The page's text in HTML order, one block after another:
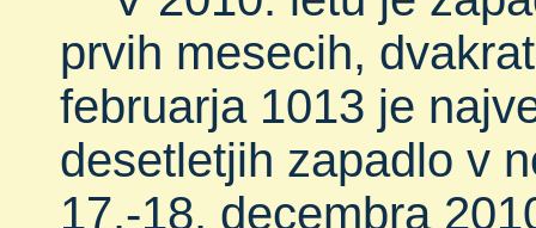
prvih mesecih,
februarja 1013 je
desetletjih zapadlo v
17.-18. decembra